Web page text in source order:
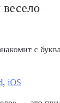
с
, iOS